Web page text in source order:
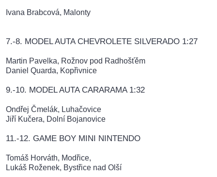
Ivana Brabcová, Malonty
7.-8. MODEL AUTA CHEVROLETE SILVERADO 1:27
Martin Pavelka, Rožnov pod Radhošťěm
Daniel Quarda, Kopřivnice
9.-10. MODEL AUTA CARARAMA 1:32
Ondřej Čmelák, Luhačovice
Jiří Kučera, Dolní Bojanovice
11.-12. GAME BOY MINI NINTENDO
Tomáš Horváth, Modřice,
Lukáš Roženek, Bystřice nad Olší